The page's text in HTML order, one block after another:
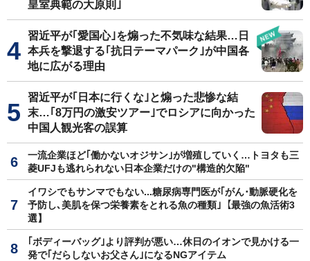
皇室典範の大原則｣
習近平が｢愛国心｣を煽った不気味な結果…日
本兵を撃退する｢抗日テーマパーク｣が中国各
地に広がる理由
習近平が｢日本に行くな｣と煽った悲惨な結
末…｢8万円の激安ツアー｣でロシアに向かった
中国人観光客の誤算
一流企業ほど｢働かないオジサン｣が増殖していく…トヨタも三
菱UFJも逃れられない日本企業だけの"構造的欠陥"
イワシでもサンマでもない...糖尿病専門医が｢がん･動脈硬化を
予防し､美肌を保つ栄養素をとれる魚の種類｣【最強の魚活術3
選】
｢ボディーバッグ｣より評判が悪い…休日のイオンで見かける一
発で｢だらしないお父さん｣になるNGアイテム